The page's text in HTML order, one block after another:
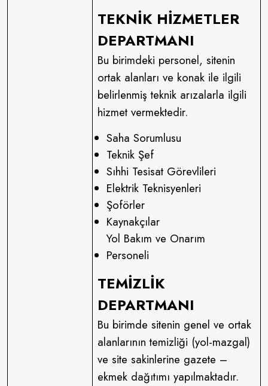
TEKNİK HİZMETLER
DEPARTMANI
Bu birimdeki personel, sitenin
ortak alanları ve konak ile ilgili
belirlenmiş teknik arızalarla ilgili
hizmet vermektedir.
Saha Sorumlusu
Teknik Şef
Sıhhi Tesisat Görevlileri
Elektrik Teknisyenleri
Şoförler
Kaynakçılar
Yol Bakım ve Onarım
Personeli
TEMİZLİK
DEPARTMANI
Bu birimde sitenin genel ve ortak
alanlarının temizliği (yol-mazgal)
ve site sakinlerine gazete –
ekmek dağıtımı yapılmaktadır.